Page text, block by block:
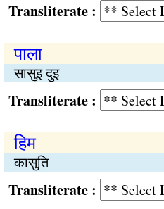
:
पाला
सासुइ दुइ
:
हिम
कासुति
: